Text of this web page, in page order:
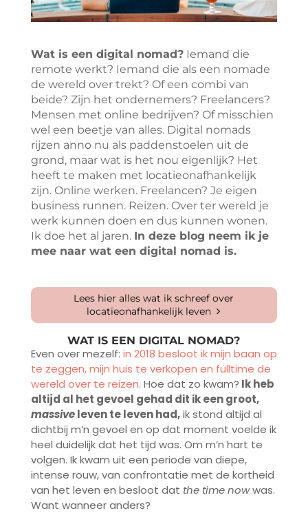
Wat is een digital nomad?Iemand die
remote werkt? Iemand die als een nomade
de wereld over trekt? Of een combi van
beide? Zijn het ondernemers? Freelancers?
Mensen met online bedrijven? Of misschien
wel een beetje van alles. Digital nomads
rijzen anno nu als paddenstoelen uit de
grond, maar wat is het nou eigenlijk? Het
heeft te maken met locatieonafhankelijk
zijn. Online werken. Freelancen? Je eigen
business runnen. Reizen. Over ter wereld je
werk kunnen doen en dus kunnen wonen.
Ik doe het al jaren. In deze blog neem ik je
mee naar wat een digital nomad is.
Lees hier alles wat ik schreef over
locatieonafhankelijk leven
WAT IS EEN DIGITAL NOMAD?
Even over mezelf: in 2018 besloot ik mijn baan op
te zeggen, mijn huis te verkopen en fulltime de
wereld over te reizen. Hoe dat zo kwam? Ik heb
altijd al het gevoel gehad dit ik een groot,
massiveleven te leven had,ik stond altijd al
dichtbij m’n gevoel en op dat moment voelde ik
heel duidelijk dat het tijd was. Om m’n hart te
volgen. Ik kwam uit een periode van diepe,
intense rouw, van confrontatie met de kortheid
van het leven en besloot dat the time nowwas.
Want wanneer anders?